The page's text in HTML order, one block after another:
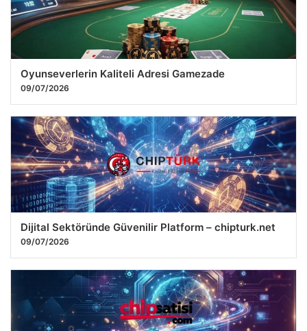
Oyunseverlerin Kaliteli Adresi Gamezade
09/07/2026
Dijital Sektöründe Güvenilir Platform – chipturk.net
09/07/2026